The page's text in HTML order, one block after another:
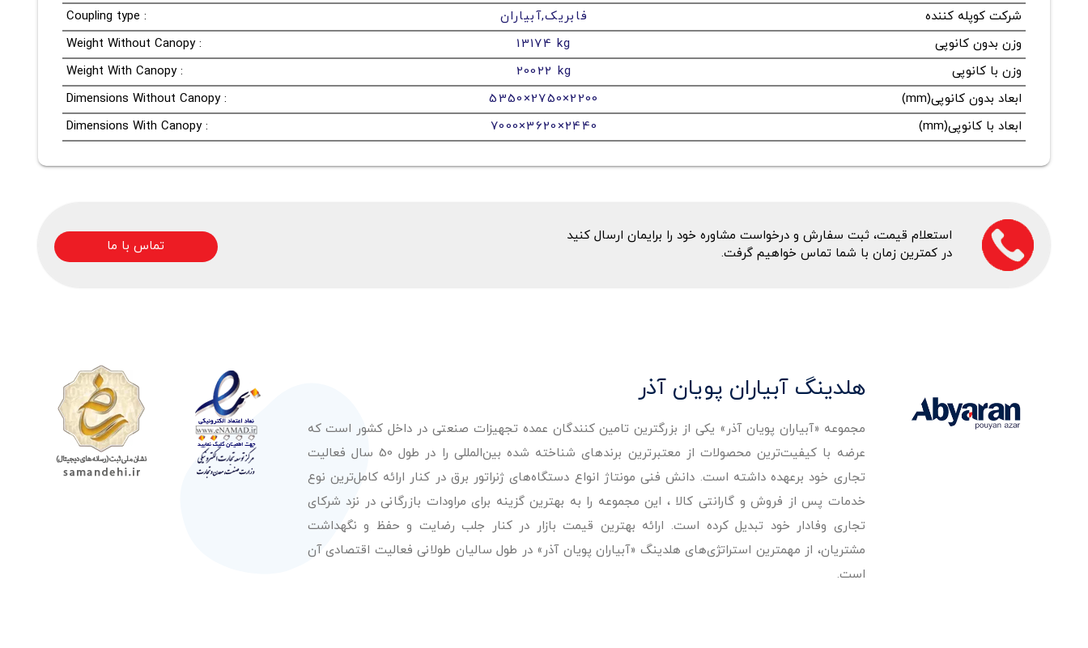
شرکت کوپله کننده
فابریک,آبیاران
Coupling type :
وزن بدون کانوپی
13174 kg
Weight Without Canopy :
وزن با کانوپی
20022 kg
Weight With Canopy :
ابعاد بدون کانوپی(mm)
5350×2750×2200
Dimensions Without Canopy :
ابعاد با کانوپی(mm)
7000×3620×2440
Dimensions With Canopy :
استعلام قیمت، ثبت سفارش و درخواست مشاوره خود را برایمان ارسال کنید
در کمترین زمان با شما تماس خواهیم گرفت.
تماس با ما
هلدینگ آبیاران پویان آذر
مجموعه «آبیاران پویان آذر» یکی از بزرگترین تامین کنندگان عمده تجهیزات صنعتی در داخل کشور است که
عرضه با کیفیت‌ترین محصولات از معتبرترین برندهای شناخته شده بین‌المللی را در طول 50 سال فعالیت
تجاری خود برعهده داشته است. دانش فنی مونتاژ انواع دستگاه‌های ژنراتور برق در کنار ارائه کامل‌ترین نوع
خدمات پس از فروش و گارانتی کالا ، این مجموعه را به بهترین گزینه برای مراودات بازرگانی در نزد شرکای
تجاری وفادار خود تبدیل کرده است. ارائه بهترین قیمت بازار در کنار جلب رضایت و حفظ و نگهداشت
مشتریان، از مهمترین استراتژی‌های هلدینگ «آبیاران پویان آذر» در طول سالیان طولانی فعالیت اقتصادی آن
است.